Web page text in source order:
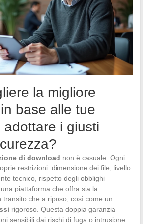
la migliore
base alle tue
adottare i giusti
di download non è casuale. Ogni
restrizioni: dimensione dei file, livello
tecnico, rispetto degli obblighi
piattaforma che offra sia la
transito che a riposo, così come un
rigoroso. Questa doppia garanzia
sensibili dai rischi di fuga o intrusione.